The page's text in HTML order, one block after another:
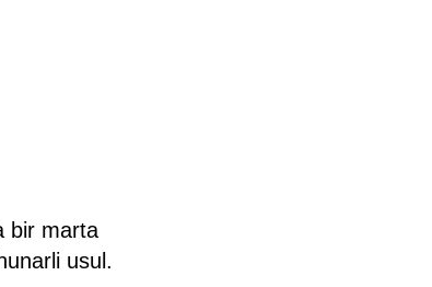
bir marta
usul.